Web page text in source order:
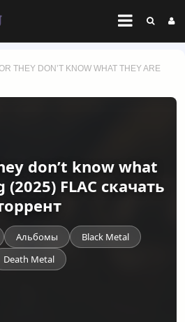
THEY DON’T KNOW WHAT THEY ARE
don’t know what
FLAC скачать
Альбомы
Black Metal
Death Metal